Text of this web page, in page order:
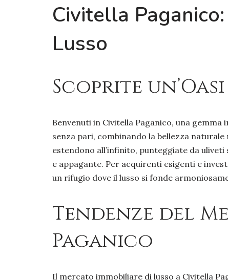
Civitella
Lusso
Scoprite
Benvenuti in Civitella Paganico, una
senza pari, combinando la bellezza
estendono all’infinito, punteggiate da
e appagante. Per acquirenti esigenti e
un rifugio dove il lusso si fonde
Tendenze del
Paganico
Il mercato immobiliare di lusso a Civitella